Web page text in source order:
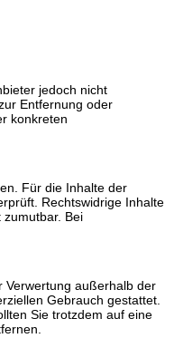
jedoch nicht
Entfernung oder
konkreten
Für die Inhalte der
Rechtswidrige Inhalte
Bei
Verwertung außerhalb der
Gebrauch gestattet.
Sie trotzdem auf eine